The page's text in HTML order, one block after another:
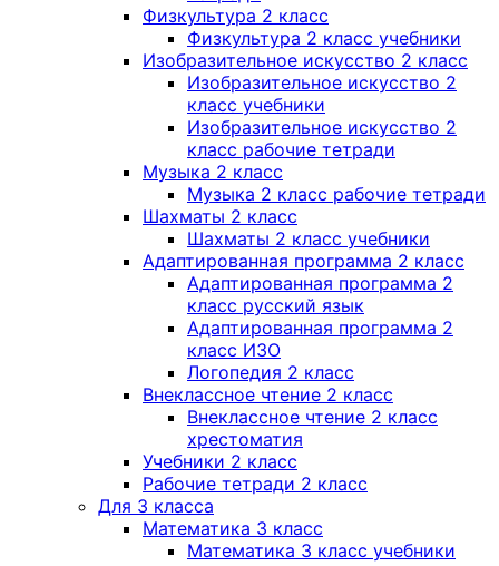
Физкультура 2 класс
Физкультура 2 класс учебники
Изобразительное искусство 2 класс
Изобразительное искусство 2
класс учебники
Изобразительное искусство 2
класс рабочие тетради
Музыка 2 класс
Музыка 2 класс рабочие тетради
Шахматы 2 класс
Шахматы 2 класс учебники
Адаптированная программа 2 класс
Адаптированная программа 2
класс русский язык
Адаптированная программа 2
класс ИЗО
Логопедия 2 класс
Внеклассное чтение 2 класс
Внеклассное чтение 2 класс
хрестоматия
Учебники 2 класс
Рабочие тетради 2 класс
Для 3 класса
Математика 3 класс
Математика 3 класс учебники